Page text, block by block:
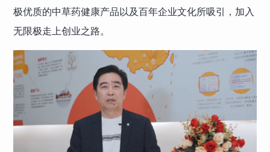
极优质的中草药健康产品以及百年企业文化所吸引，加入
无限极走上创业之路。